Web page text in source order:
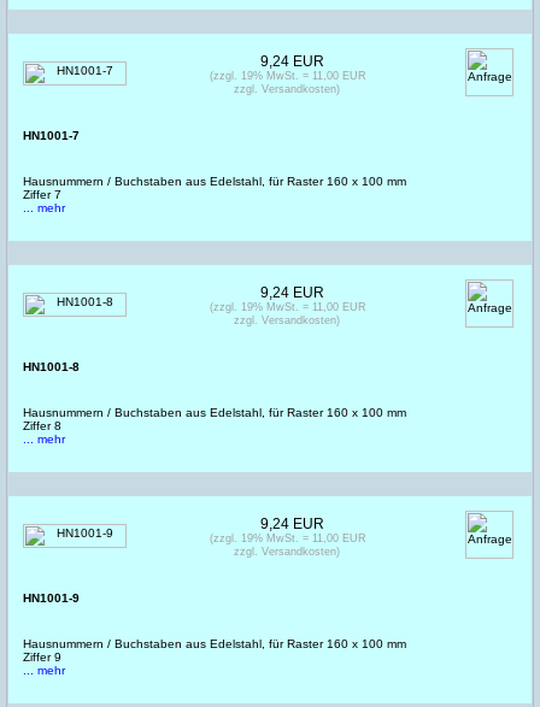
HN1001-7
Hausnummern / Buchstaben aus Edelstahl, für Raster 160 x 100 mm
Ziffer 7
... mehr
9,24 EUR
(zzgl. 19% MwSt. = 11,00 EUR
zzgl. Versandkosten)
HN1001-8
Hausnummern / Buchstaben aus Edelstahl, für Raster 160 x 100 mm
Ziffer 8
... mehr
9,24 EUR
(zzgl. 19% MwSt. = 11,00 EUR
zzgl. Versandkosten)
HN1001-9
Hausnummern / Buchstaben aus Edelstahl, für Raster 160 x 100 mm
Ziffer 9
... mehr
9,24 EUR
(zzgl. 19% MwSt. = 11,00 EUR
zzgl. Versandkosten)